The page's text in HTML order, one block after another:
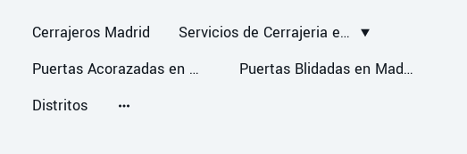
Cerrajeros Madrid
Servicios de Cerrajeria en Madrid
Puertas Acorazadas en Madrid
Puertas Blidadas en Madrid
Distritos